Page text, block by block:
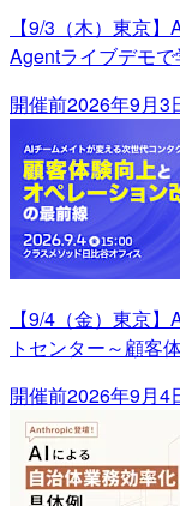
【9/3（木）東京
Agentライブデモ
開催前2026年9月3
【9/4（金）東京
トセンター～顧客
開催前2026年9月4